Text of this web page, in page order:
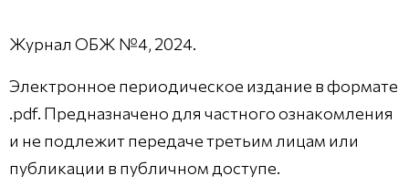
Журнал ОБЖ №4, 2024.
Электронное периодическое издание в формате
.pdf. Предназначено для частного ознакомления
и не подлежит передаче третьим лицам или
публикации в публичном доступе.